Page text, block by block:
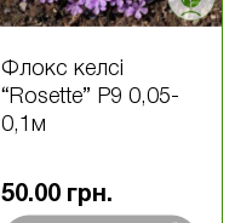
Флокс келсі
“Rosette” P9 0,05-
0,1м
50.00 грн.